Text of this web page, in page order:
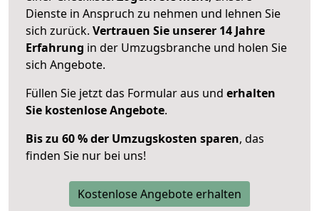
Dienste in Anspruch zu nehmen und lehnen Sie
sich zurück. Vertrauen Sie unserer 14 Jahre
Erfahrung in der Umzugsbranche und holen Sie
sich Angebote.
Füllen Sie jetzt das Formular aus und erhalten
Sie kostenlose Angebote.
Bis zu 60 % der Umzugskosten sparen, das
finden Sie nur bei uns!
Kostenlose Angebote erhalten